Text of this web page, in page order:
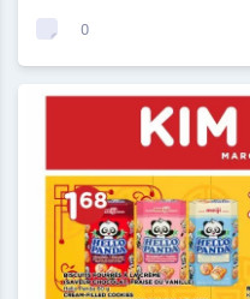
0